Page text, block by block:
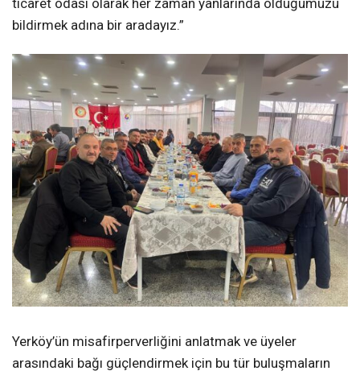
ticaret odası olarak her zaman yanlarında olduğumuzu
bildirmek adına bir aradayız.”
Yerköy’ün misafirperverliğini anlatmak ve üyeler
arasındaki bağı güçlendirmek için bu tür buluşmaların